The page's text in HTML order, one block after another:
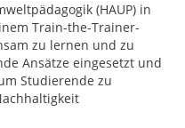
(HAUP) in
Train-the-Trainer-
zu lernen und zu
Ansätze eingesetzt und
Studierende zu